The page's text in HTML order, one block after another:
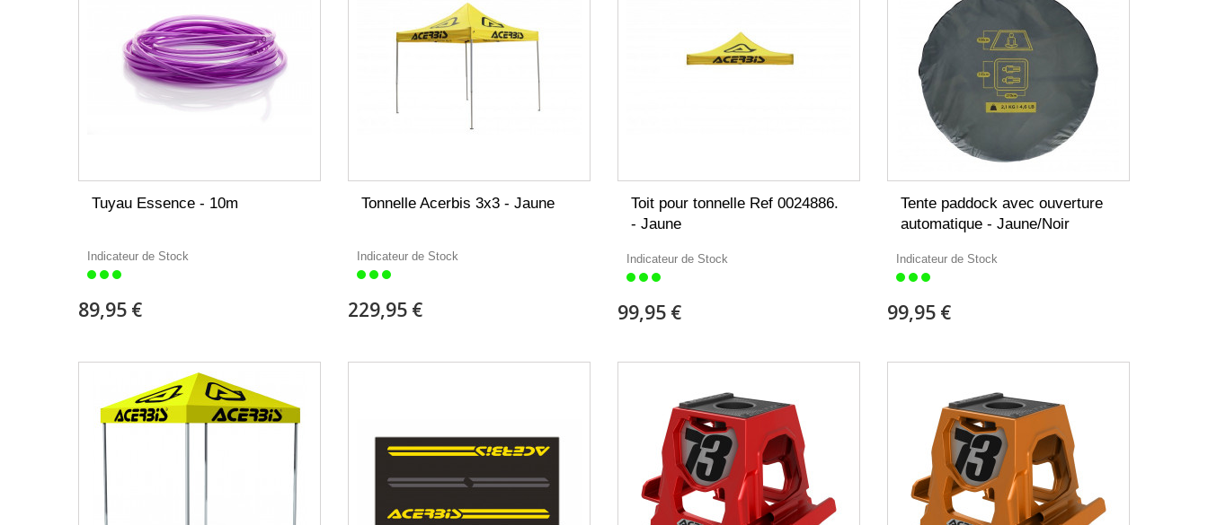
Tuyau Essence - 10m
Indicateur de Stock
89,95 €
Tonnelle Acerbis 3x3 - Jaune
Indicateur de Stock
229,95 €
Toit pour tonnelle Ref 0024886.
- Jaune
Indicateur de Stock
99,95 €
Tente paddock avec ouverture
automatique - Jaune/Noir
Indicateur de Stock
99,95 €